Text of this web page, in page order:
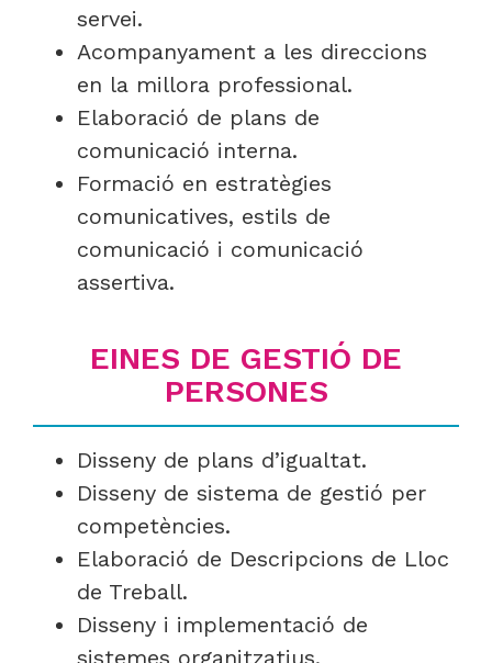
servei.
Acompanyament a les direccions
en la millora professional.
Elaboració de plans de
comunicació interna.
Formació en estratègies
comunicatives, estils de
comunicació i comunicació
assertiva.
EINES DE GESTIÓ DE
PERSONES
Disseny de plans d’igualtat.
Disseny de sistema de gestió per
competències.
Elaboració de Descripcions de Lloc
de Treball.
Disseny i implementació de
sistemes organitzatius.